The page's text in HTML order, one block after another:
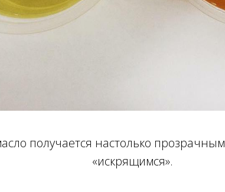
получается настолько
«искрящимся».